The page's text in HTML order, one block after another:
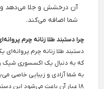
آن درخشش و جلا می‌دهد
شما اضافه می‌کند.
چرا دستبند طلا زنانه چرم
دستبند طلا زنانه چرم
که به دنبال یک اکسسوری شیک
به شما آزادی و زیبایی خاصی
۱۸ عیار آن باعث می‌شود این